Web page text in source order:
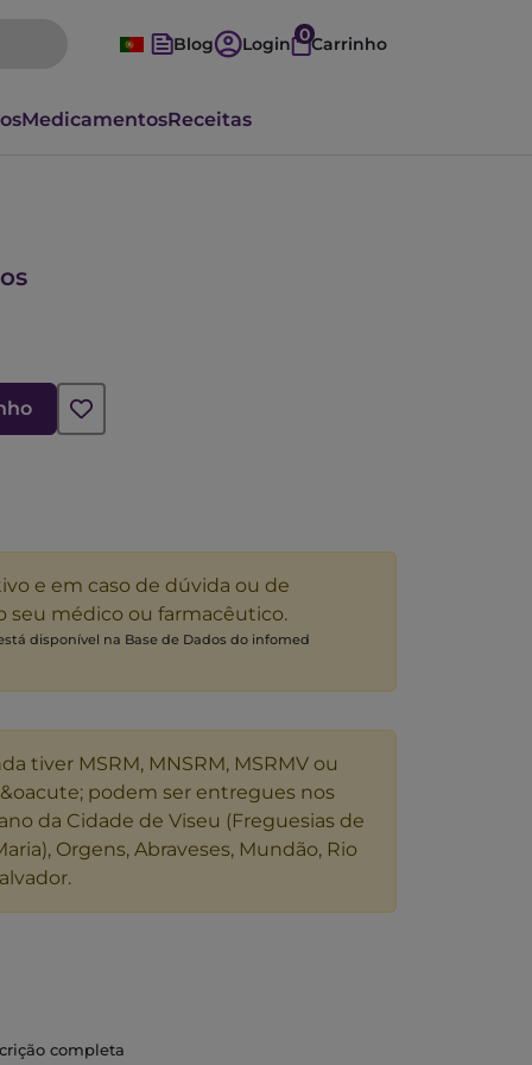
Blog Login 0Carrinho
MedicamentosReceitas
e em caso de dúvida ou de
seu médico ou farmacêutico.
disponível na Base de Dados do infomed
tiver MSRM, MNSRM, MSRMV ou
podem ser entregues nos
da Cidade de Viseu (Freguesias de
Orgens, Abraveses, Mundão, Rio
e antifebril indicado no tratamento da
completa